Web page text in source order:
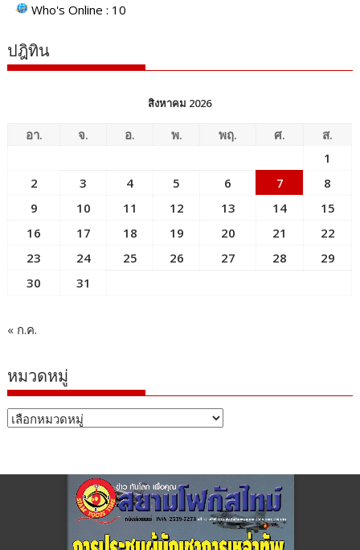
Who's Online : 10
ปฎิทิน
สิงหาคม 2026
อา. จ. อ. พ. พฤ. ศ.
ส.
1
2
3 4 5 6 7
8
9
10 11 12 13 14
15
16
17 18 19 20 21
22
23
24 25 26 27 28
29
30
31
« ก.ค.
หมวดหมู่
หมวด